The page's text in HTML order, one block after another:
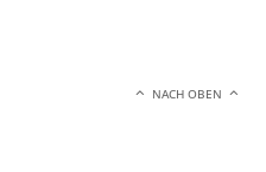
NACH OBEN